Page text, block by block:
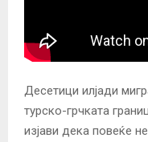
Десетици илјади
турско-грчката
изјави дека повеќе